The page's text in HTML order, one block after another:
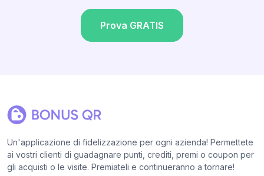
Prova GRATIS
Un'applicazione di fidelizzazione per ogni azienda! Permettete
ai vostri clienti di guadagnare punti, crediti, premi o coupon per
gli acquisti o le visite. Premiateli e continueranno a tornare!